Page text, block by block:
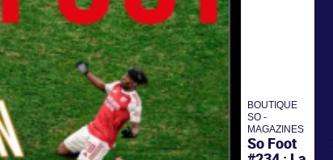
BOUTIQUE
SO -
MAGAZINES
So Foot